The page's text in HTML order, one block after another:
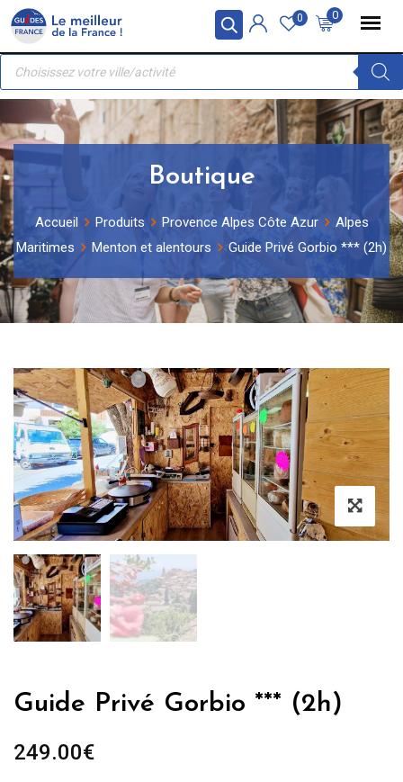
Panneau de gestion des cookies
Skip
content
0
0
Recherche
produits
Boutique
Accueil Produits Provence Alpes Côte Azur
Alpes
Maritimes
Menton et alentours Guide Privé Gorbio *** (2h)
Guide Privé Gorbio *** (2h)
249.00€